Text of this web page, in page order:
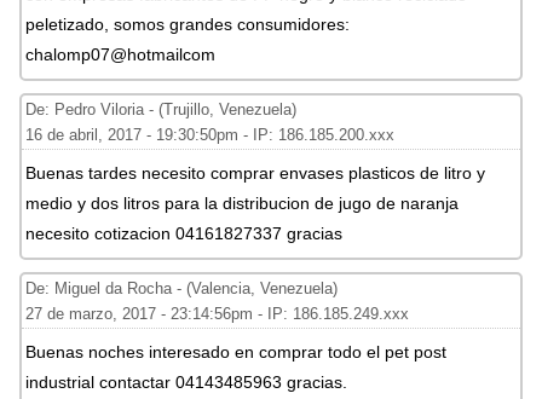
peletizado, somos grandes consumidores:
chalomp07@hotmailcom
De: Pedro Viloria - (Trujillo, Venezuela)
16 de abril, 2017 - 19:30:50pm - IP: 186.185.200.xxx
Buenas tardes necesito comprar envases plasticos de litro y
medio y dos litros para la distribucion de jugo de naranja
necesito cotizacion 04161827337 gracias
De: Miguel da Rocha - (Valencia, Venezuela)
27 de marzo, 2017 - 23:14:56pm - IP: 186.185.249.xxx
Buenas noches interesado en comprar todo el pet post
industrial contactar 04143485963 gracias.